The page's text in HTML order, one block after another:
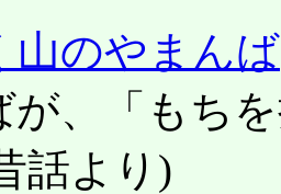
山のやまんば
が、「もち
話より)